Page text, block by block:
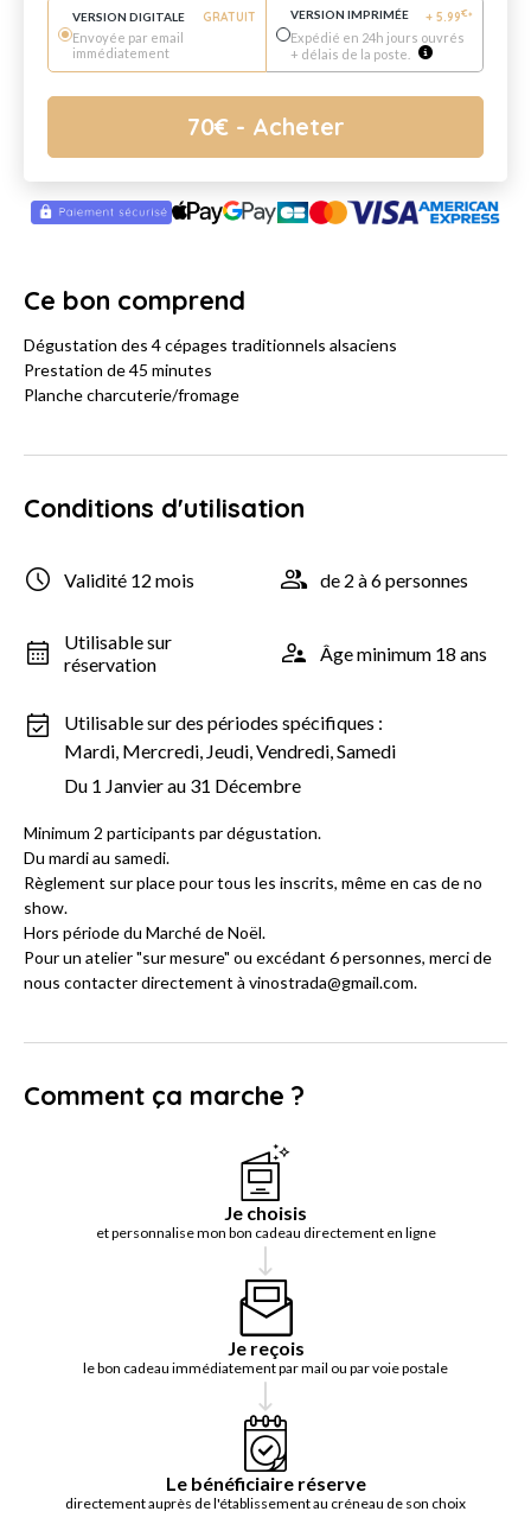
VERSION DIGITALE
GRATUIT
Envoyée par email
immédiatement
VERSION IMPRIMÉE + 5.99€*
Expédié en 24h jours ouvrés
+ délais de la poste.
70€- Acheter
Ce bon comprend
Dégustation des 4 cépages traditionnels alsaciens
Prestation de 45 minutes
Planche charcuterie/fromage
Conditions d'utilisation
Validité 12 mois de 2 à 6 personnes
Utilisable sur
réservation
Âge minimum 18 ans
Utilisable sur des périodes spécifiques :
Mardi, Mercredi, Jeudi, Vendredi, Samedi
Du 1 Janvier au 31 Décembre
Minimum 2 participants par dégustation.
Du mardi au samedi.
Règlement sur place pour tous les inscrits, même en cas de no
show.
Hors période du Marché de Noël.
Pour un atelier "sur mesure" ou excédant 6 personnes, merci de
nous contacter directement à vinostrada@gmail.com.
Comment ça marche ?
Je choisis
et personnalise mon bon cadeau directement en ligne
Je reçois
le bon cadeau immédiatement par mail ou par voie postale
Le bénéficiaire réserve
directement auprès de l'établissement au créneau de son choix